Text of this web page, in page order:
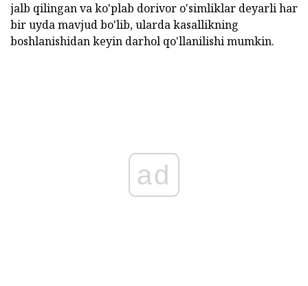
jalb qilingan va ko'plab dorivor o'simliklar deyarli har
bir uyda mavjud bo'lib, ularda kasallikning
boshlanishidan keyin darhol qo'llanilishi mumkin.
ad